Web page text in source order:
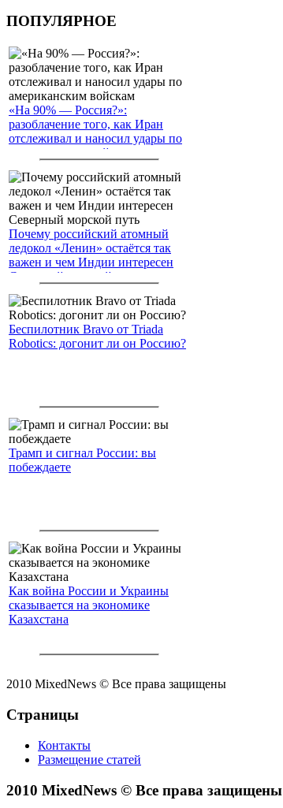
ПОПУЛЯРНОЕ
«На 90% — Россия?»:
разоблачение того, как Иран
отслеживал и наносил удары по
американским войскам
Почему российский атомный
ледокол «Ленин» остаётся так
важен и чем Индии интересен
Северный морской путь
Беспилотник Bravo от Triada
Robotics: догонит ли он Россию?
Трамп и сигнал России: вы
побеждаете
Как война России и Украины
сказывается на экономике
Казахстана
2010 MixedNews © Все права защищены
Страницы
Контакты
Размещение статей
2010 MixedNews © Все права защищены